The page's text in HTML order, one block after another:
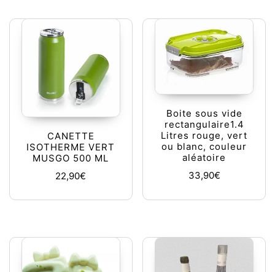
CANETTE
ISOTHERME VERT
MUSGO 500 ML
22,90€
Boite sous vide
rectangulaire1.4
Litres rouge, vert
ou blanc, couleur
aléatoire
33,90€